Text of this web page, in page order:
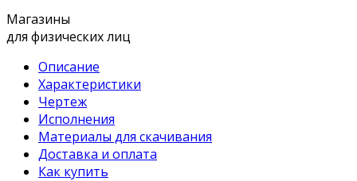
Магазины
для физических лиц
Описание
Характеристики
Чертеж
Исполнения
Материалы для скачивания
Доставка и оплата
Как купить